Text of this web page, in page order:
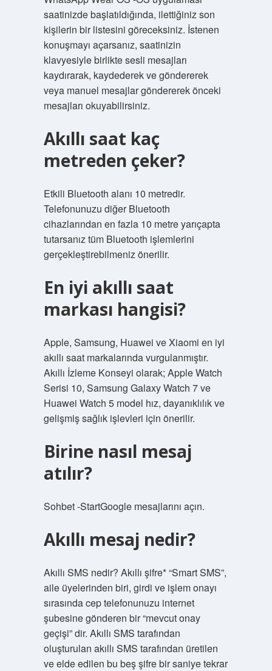
saatinizde başlatıldığında, ilettiğiniz son
kişilerin bir listesini göreceksiniz. İstenen
konuşmayı açarsanız, saatinizin
klavyesiyle birlikte sesli mesajları
kaydırarak, kaydederek ve göndererek
veya manuel mesajlar göndererek önceki
mesajları okuyabilirsiniz.
Akıllı saat kaç
metreden çeker?
Etkili Bluetooth alanı 10 metredir.
Telefonunuzu diğer Bluetooth
cihazlarından en fazla 10 metre yarıçapta
tutarsanız tüm Bluetooth işlemlerini
gerçekleştirebilmeniz önerilir.
En iyi akıllı saat
markası hangisi?
Apple, Samsung, Huawei ve Xiaomi en iyi
akıllı saat markalarında vurgulanmıştır.
Akıllı İzleme Konseyi olarak; Apple Watch
Serisi 10, Samsung Galaxy Watch 7 ve
Huawei Watch 5 model hız, dayanıklılık ve
gelişmiş sağlık işlevleri için önerilir.
Birine nasıl mesaj
atılır?
Sohbet -StartGoogle mesajlarını açın.
Akıllı mesaj nedir?
Akıllı SMS nedir? Akıllı şifre* “Smart SMS”,
aile üyelerinden biri, girdi ve işlem onayı
sırasında cep telefonunuzu internet
şubesine gönderen bir “mevcut onay
geçişi” dir. Akıllı SMS tarafından
oluşturulan akıllı SMS tarafından üretilen
ve elde edilen bu beş şifre bir saniye tekrar